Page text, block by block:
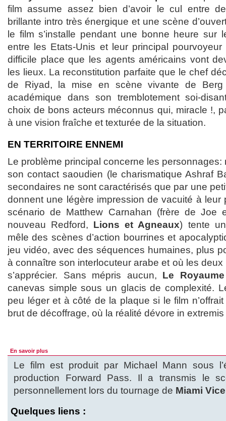
film assume assez bien d’avoir le cul entre
brillante intro très énergique et une scène
le film s’installe pendant une bonne heure sur
entre les Etats-Unis et leur principal
difficile place que les agents américains vont
les lieux. La reconstitution parfaite que le chef
de Riyad, la mise en scène vivante de Berg
académique dans son tremblotement soi-
choix de bons acteurs méconnus qui, miracle !,
à une vision fraîche et texturée de la situation.
EN TERRITOIRE ENNEMI
Le problème principal concerne les personnages:
son contact saoudien (le charismatique Ashraf
secondaires ne sont caractérisés que par une
donnent une légère impression de vacuité à leur
scénario de Matthew Carnahan (frère de Joe
nouveau Redford, Lions et Agneaux) tente
mêle des scènes d’action bourrines et
jeu vidéo, avec des séquences humaines, plus
à connaître son interlocuteur arabe et où les
s’apprécier. Sans mépris aucun, Le Royaume
canevas simple sous un glacis de complexité.
peu léger et à côté de la plaque si le film
brut de décoffrage, où la réalité dévore in
En savoir plus
Le film est produit par Michael Mann sous
production Forward Pass. Il a transmis le
personnellement lors du tournage de Miami Vice
Quelques liens :